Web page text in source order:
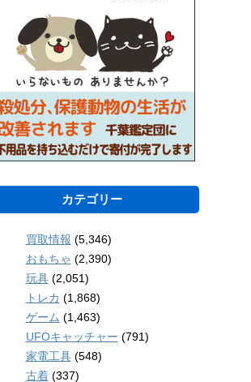
カテゴリー
買取情報 (5,346)
おもちゃ (2,390)
玩具(2,051)
トレカ (1,868)
ゲーム (1,463)
UFOキャッチャー (791)
家電工具(548)
古着(337)